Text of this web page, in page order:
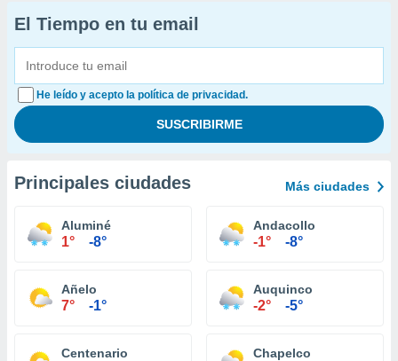
El Tiempo en tu email
He leído y acepto la política de privacidad.
Principales ciudades Más ciudades
Aluminé
1° -8°
Andacollo
-1° -8°
Añelo
7° -1°
Auquinco
-2° -5°
Centenario Chapelco